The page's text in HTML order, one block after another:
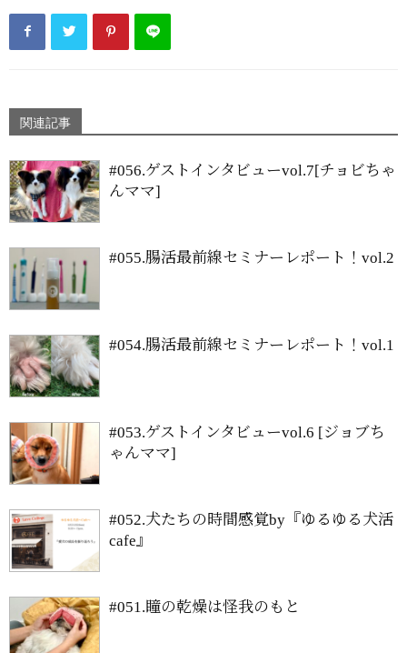
関連記事
#056.ゲストインタビューvol.7[チョビちゃ
んママ]
#055.腸活最前線セミナーレポート！vol.2
#054.腸活最前線セミナーレポート！vol.1
#053.ゲストインタビューvol.6 [ジョブち
ゃんママ]
#052.犬たちの時間感覚by『ゆるゆる犬活
cafe』
#051.瞳の乾燥は怪我のもと